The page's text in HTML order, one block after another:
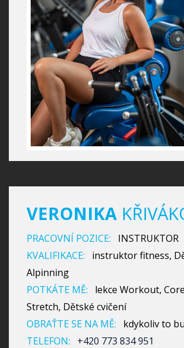
VERONIKA
PRACOVNÍ POZICE:
INSTRUKTOR
KVALIFIKACE:
instruktor fitness,
Alpinning
POTKÁTE MĚ:
lekce Workout,
Stretch, Dětské cvičení
OBRAŤTE SE NA MĚ:
kdykoliv to
TELEFON:
+420 773 834 951